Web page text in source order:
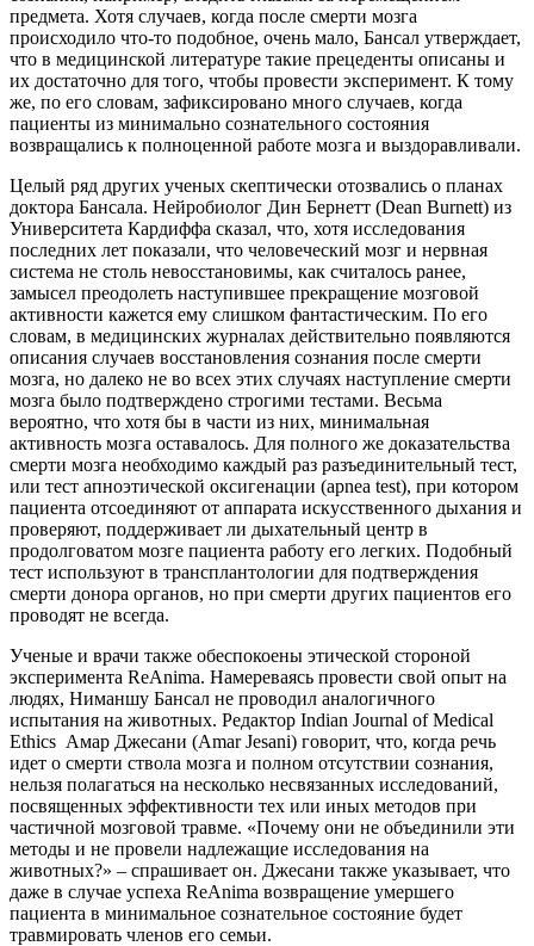
предмета. Хотя случаев, когда после смерти мозга
происходило что-то подобное, очень мало, Бансал утверждает,
что в медицинской литературе такие прецеденты описаны и
их достаточно для того, чтобы провести эксперимент. К тому
же, по его словам, зафиксировано много случаев, когда
пациенты из минимально сознательного состояния
возвращались к полноценной работе мозга и выздоравливали.
Целый ряд других ученых скептически отозвались о планах
доктора Бансала. Нейробиолог Дин Бернетт (Dean Burnett) из
Университета Кардиффа сказал, что, хотя исследования
последних лет показали, что человеческий мозг и нервная
система не столь невосстановимы, как считалось ранее,
замысел преодолеть наступившее прекращение мозговой
активности кажется ему слишком фантастическим. По его
словам, в медицинских журналах действительно появляются
описания случаев восстановления сознания после смерти
мозга, но далеко не во всех этих случаях наступление смерти
мозга было подтверждено строгими тестами. Весьма
вероятно, что хотя бы в части из них, минимальная
активность мозга оставалось. Для полного же доказательства
смерти мозга необходимо каждый раз разъединительный тест,
или тест апноэтической оксигенации (apnea test), при котором
пациента отсоединяют от аппарата искусственного дыхания и
проверяют, поддерживает ли дыхательный центр в
продолговатом мозге пациента работу его легких. Подобный
тест используют в трансплантологии для подтверждения
смерти донора органов, но при смерти других пациентов его
проводят не всегда.
Ученые и врачи также обеспокоены этической стороной
эксперимента ReAnima. Намереваясь провести свой опыт на
людях, Ниманшу Бансал не проводил аналогичного
испытания на животных. Редактор Indian Journal of Medical
Ethics Амар Джесани (Amar Jesani) говорит, что, когда речь
идет о смерти ствола мозга и полном отсутствии сознания,
нельзя полагаться на несколько несвязанных исследований,
посвященных эффективности тех или иных методов при
частичной мозговой травме. «Почему они не объединили эти
методы и не провели надлежащие исследования на
животных?» – спрашивает он. Джесани также указывает, что
даже в случае успеха ReAnima возвращение умершего
пациента в минимальное сознательное состояние будет
травмировать членов его семьи.